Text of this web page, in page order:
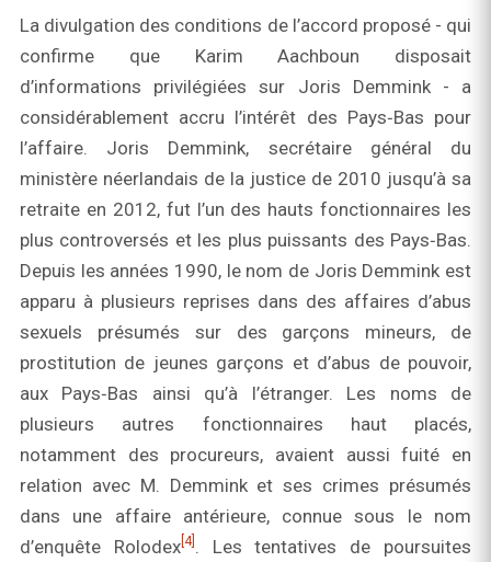
La divulgation des conditions de l’accord proposé - qui
confirme que Karim Aachboun disposait
d’informations privilégiées sur Joris Demmink - a
considérablement accru l’intérêt des Pays‑Bas pour
l’affaire. Joris Demmink, secrétaire général du
ministère néerlandais de la justice de 2010 jusqu’à sa
retraite en 2012, fut l’un des hauts fonctionnaires les
plus controversés et les plus puissants des Pays‑Bas.
Depuis les années 1990, le nom de Joris Demmink est
apparu à plusieurs reprises dans des affaires d’abus
sexuels présumés sur des garçons mineurs, de
prostitution de jeunes garçons et d’abus de pouvoir,
aux Pays‑Bas ainsi qu’à l’étranger. Les noms de
plusieurs autres fonctionnaires haut placés,
notamment des procureurs, avaient aussi fuité en
relation avec M. Demmink et ses crimes présumés
dans une affaire antérieure, connue sous le nom
d’enquête Rolodex[4] . Les tentatives de poursuites